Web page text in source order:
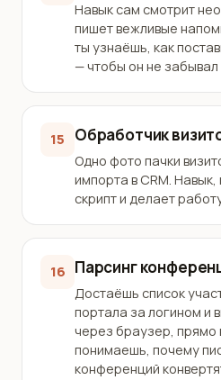
Навык сам смотрит
пишет вежливые
ты узнаёшь, как
— чтобы он не забывал
15 Обработчик
Одно фото пачки
импорта в CRM.
скрипт и делает
16 Парсинг
Достаёшь список
портала за логином и
через браузер, прямо
понимаешь, почему
конференций